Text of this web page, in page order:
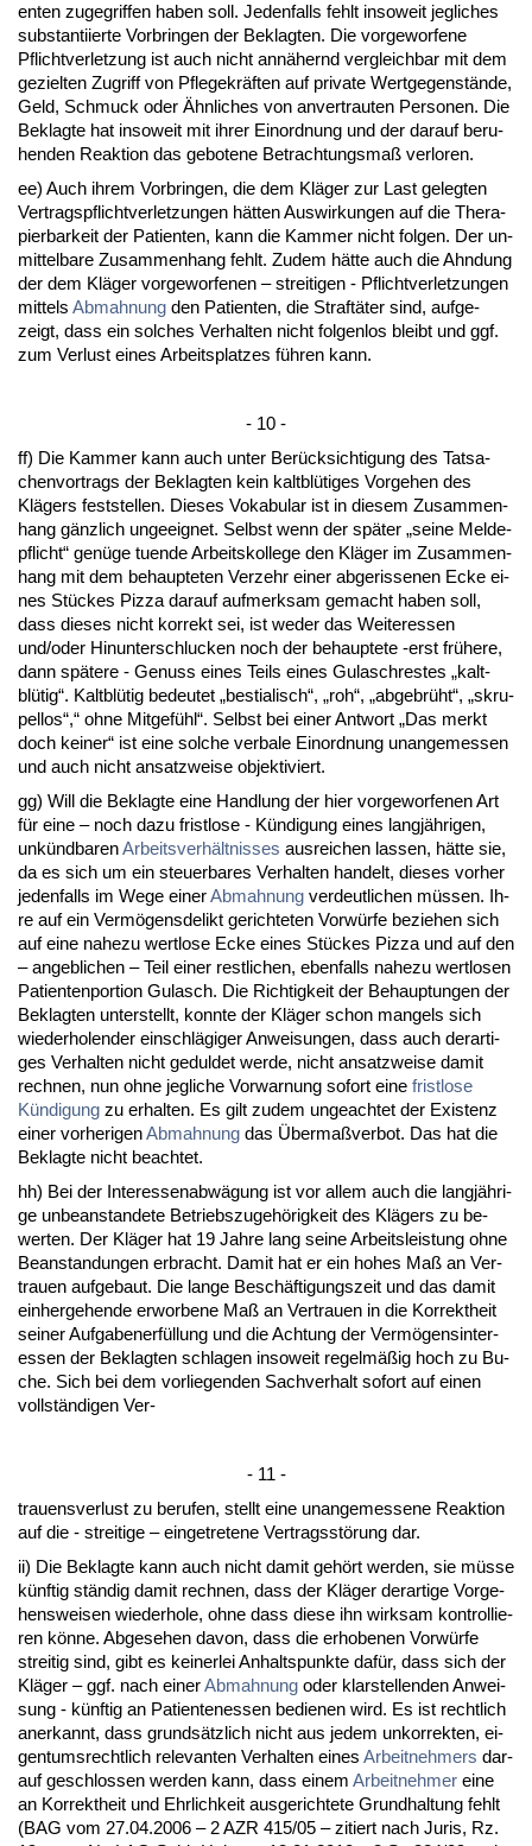
en­ten zu­ge­grif­fen ha­ben soll. Je­den­falls fehlt in­so­weit jeg­li­ches
sub­stan­ti­ier­te Vor­brin­gen der Be­klag­ten. Die vor­ge­wor­fe­ne
Pflicht­ver­let­zung ist auch nicht annähernd ver­gleich­bar mit dem
ge­ziel­ten Zu­griff von Pfle­ge­kräften auf pri­va­te Wert­ge­genstände,
Geld, Schmuck oder Ähn­li­ches von an­ver­trau­ten Per­so­nen. Die
Be­klag­te hat in­so­weit mit ih­rer Ein­ord­nung und der dar­auf be­ru­
hen­den Re­ak­ti­on das ge­bo­te­ne Be­trach­tungs­maß ver­lo­ren.
ee) Auch ih­rem Vor­brin­gen, die dem Kläger zur Last ge­leg­ten
Ver­trags­pflicht­ver­let­zun­gen hätten Aus­wir­kun­gen auf die The­ra­
pier­bar­keit der Pa­ti­en­ten, kann die Kam­mer nicht fol­gen. Der un­
mit­tel­ba­re Zu­sam­men­hang fehlt. Zu­dem hätte auch die Ahn­dung
der dem Kläger vor­ge­wor­fe­nen – strei­ti­gen - Pflicht­ver­let­zun­gen
mit­tels Ab­mah­nung den Pa­ti­en­ten, die Straftäter sind, auf­ge­
zeigt, dass ein sol­ches Ver­hal­ten nicht fol­gen­los bleibt und ggf.
zum Ver­lust ei­nes Ar­beits­plat­zes führen kann.
- 10 -
ff) Die Kam­mer kann auch un­ter Berück­sich­ti­gung des Tat­sa­
chen­vor­trags der Be­klag­ten kein kalt­blüti­ges Vor­ge­hen des
Klägers fest­stel­len. Die­ses Vo­ka­bu­lar ist in die­sem Zu­sam­men­
hang gänz­lich un­ge­eig­net. Selbst wenn der später „sei­ne Mel­de­
pflicht“ genüge tu­en­de Ar­beits­kol­le­ge den Kläger im Zu­sam­men­
hang mit dem be­haup­te­ten Ver­zehr ei­ner ab­ge­ris­se­nen Ecke ei­
nes Stückes Piz­za dar­auf auf­merk­sam ge­macht ha­ben soll,
dass die­ses nicht kor­rekt sei, ist we­der das Wei­ter­es­sen
und/oder Hin­un­ter­schlu­cken noch der be­haup­te­te -erst frühe­re,
dann späte­re - Ge­nuss ei­nes Teils ei­nes Gu­lasch­res­tes „kalt­
blütig“. Kalt­blütig be­deu­tet „bes­tia­lisch“, „roh“, „ab­ge­brüht“, „skru­
pel­los“,“ oh­ne Mit­gefühl“. Selbst bei ei­ner Ant­wort „Das merkt
doch kei­ner“ ist ei­ne sol­che ver­ba­le Ein­ord­nung un­an­ge­mes­sen
und auch nicht an­satz­wei­se ob­jek­ti­viert.
gg) Will die Be­klag­te ei­ne Hand­lung der hier vor­ge­wor­fe­nen Art
für ei­ne – noch da­zu frist­lo­se - Kündi­gung ei­nes langjähri­gen,
unkünd­ba­renAr­beits­verhält­nis­ses aus­rei­chen las­sen, hätte sie,
da es sich um ein steu­er­ba­res Ver­hal­ten han­delt, die­ses vor­her
je­den­falls im We­ge ei­nerAb­mah­nung ver­deut­li­chen müssen. Ih­
re auf ein Vermögens­de­likt ge­rich­te­ten Vorwürfe be­zie­hen sich
auf ei­ne na­he­zu wert­lo­se Ecke ei­nes Stückes Piz­za und auf den
– an­geb­li­chen – Teil ei­ner rest­li­chen, eben­falls na­he­zu wert­lo­sen
Pa­ti­en­ten­por­ti­on Gu­lasch. Die Rich­tig­keit der Be­haup­tun­gen der
Be­klag­ten un­ter­stellt, konn­te der Kläger schon man­gels sich
wie­der­ho­len­der ein­schlägi­ger An­wei­sun­gen, dass auch der­ar­ti­
ges Ver­hal­ten nicht ge­dul­det wer­de, nicht an­satz­wei­se da­mit
rech­nen, nun oh­ne jeg­li­che Vor­war­nung so­fort ei­ne frist­lo­se
Kündi­gung zu er­hal­ten. Es gilt zu­dem un­ge­ach­tet der Exis­tenz
ei­ner vor­he­ri­genAb­mah­nung das Über­maßver­bot. Das hat die
Be­klag­te nicht be­ach­tet.
hh) Bei der In­ter­es­sen­abwägung ist vor al­lem auch die langjähri­
ge un­be­an­stan­de­te Be­triebs­zu­gehörig­keit des Klägers zu be­
wer­ten. Der Kläger hat 19 Jah­re lang sei­ne Ar­beits­leis­tung oh­ne
Be­an­stan­dun­gen er­bracht. Da­mit hat er ein ho­hes Maß an Ver­
trau­en auf­ge­baut. Die lan­ge Beschäfti­gungs­zeit und das da­mit
ein­her­ge­hen­de er­wor­be­ne Maß an Ver­trau­en in die Kor­rekt­heit
sei­ner Auf­ga­ben­erfüllung und die Ach­tung der Vermögens­in­ter­
es­sen der Be­klag­ten schla­gen in­so­weit re­gelmäßig hoch zu Bu­
che. Sich bei dem vor­lie­gen­den Sach­ver­halt so­fort auf ei­nen
vollständi­gen Ver-
- 11 -
trau­ens­ver­lust zu be­ru­fen, stellt ei­ne un­an­ge­mes­se­ne Re­ak­ti­on
auf die - strei­ti­ge – ein­ge­tre­te­ne Ver­tragsstörung dar.
ii) Die Be­klag­te kann auch nicht da­mit gehört wer­den, sie müsse
künf­tig ständig da­mit rech­nen, dass der Kläger der­ar­ti­ge Vor­ge­
hens­wei­sen wie­der­ho­le, oh­ne dass die­se ihn wirk­sam kon­trol­lie­
ren könne. Ab­ge­se­hen da­von, dass die er­ho­be­nen Vorwürfe
strei­tig sind, gibt es kei­ner­lei An­halts­punk­te dafür, dass sich der
Kläger – ggf. nach ei­nerAb­mah­nung oder klar­stel­len­den An­wei­
sung - künf­tig an Pa­ti­en­ten­es­sen be­die­nen wird. Es ist recht­lich
an­er­kannt, dass grundsätz­lich nicht aus je­dem un­kor­rek­ten, ei­
gen­tums­recht­lich re­le­van­ten Ver­hal­ten ei­nes Ar­beit­neh­mers dar­
auf ge­schlos­sen wer­den kann, dass ei­nem Ar­beit­neh­mer ei­ne
an Kor­rekt­heit und Ehr­lich­keit aus­ge­rich­te­te Grund­hal­tung fehlt
(BAG vom 27.04.2006 – 2 AZR 415/05 – zi­tiert nach Ju­ris, Rz.